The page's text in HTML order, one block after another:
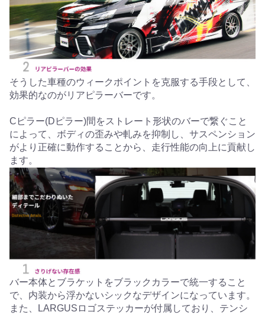
そうした車種のウィークポイントを克服する手段として、
効果的なのがリアピラーバーです。
Cピラー(Dピラー)間をストレート形状のバーで繋ぐこと
によって、ボディの歪みや軋みを抑制し、サスペンション
がより正確に動作することから、走行性能の向上に貢献し
ます。
バー本体とブラケットをブラックカラーで統一すること
で、内装から浮かないシックなデザインになっています。
また、LARGUSロゴステッカーが付属しており、テンシ